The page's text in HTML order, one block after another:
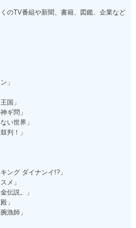
のTV番組や新聞、書籍、図鑑、企業など
」
国」
ギ問」
い世界」
判！」
ング ダイナンイ!?」
メ」
伝説。」
」
漁師」